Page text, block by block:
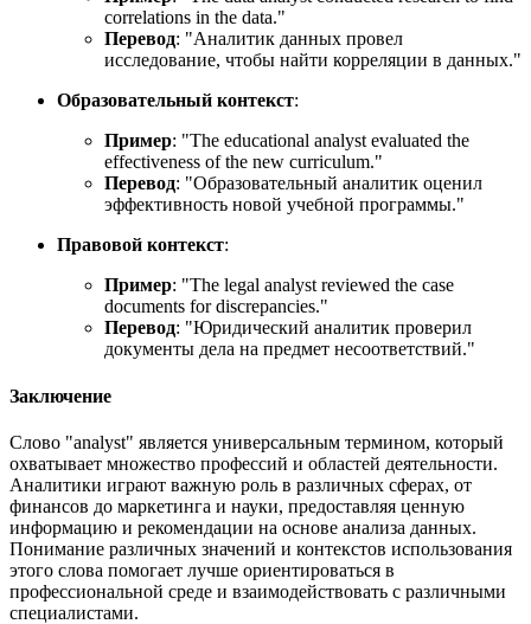
correlations in the data."
Перевод: "Аналитик данных провел
исследование, чтобы найти корреляции в данных."
Образовательный контекст:
Пример: "The educational analyst evaluated the
effectiveness of the new curriculum."
Перевод: "Образовательный аналитик оценил
эффективность новой учебной программы."
Правовой контекст:
Пример: "The legal analyst reviewed the case
documents for discrepancies."
Перевод: "Юридический аналитик проверил
документы дела на предмет несоответствий."
Заключение
Слово "analyst" является универсальным термином, который
охватывает множество профессий и областей деятельности.
Аналитики играют важную роль в различных сферах, от
финансов до маркетинга и науки, предоставляя ценную
информацию и рекомендации на основе анализа данных.
Понимание различных значений и контекстов использования
этого слова помогает лучше ориентироваться в
профессиональной среде и взаимодействовать с различными
специалистами.